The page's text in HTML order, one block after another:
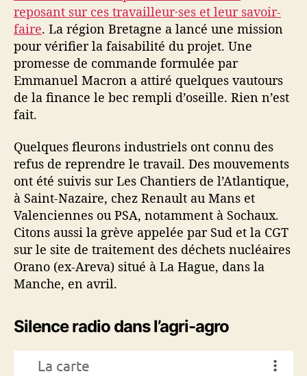
reposant sur ces travailleur·ses et leur savoir-
faire. La région Bretagne a lancé une mission
pour vérifier la faisabilité du projet. Une
promesse de commande formulée par
Emmanuel Macron a attiré quelques vautours
de la finance le bec rempli d’oseille. Rien n’est
fait.
Quelques fleurons industriels ont connu des
refus de reprendre le travail. Des mouvements
ont été suivis sur Les Chantiers de l’Atlantique,
à Saint-Nazaire, chez Renault au Mans et
Valenciennes ou PSA, notamment à Sochaux.
Citons aussi la grève appelée par Sud et la CGT
sur le site de traitement des déchets nucléaires
Orano (ex-Areva) situé à La Hague, dans la
Manche, en avril.
Silence radio dans l’agri-agro